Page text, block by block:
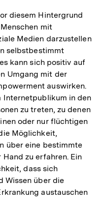
diesem Hintergrund
mit
Medien darzustellen
selbstbestimmt
kann sich positiv auf
Umgang mit der
auswirken.
Internetpublikum in den
zu treten, zu denen
oder nur flüchtigen
Möglichkeit,
über eine bestimmte
zu erfahren. Ein
dass sich
Wissen über die
austauschen